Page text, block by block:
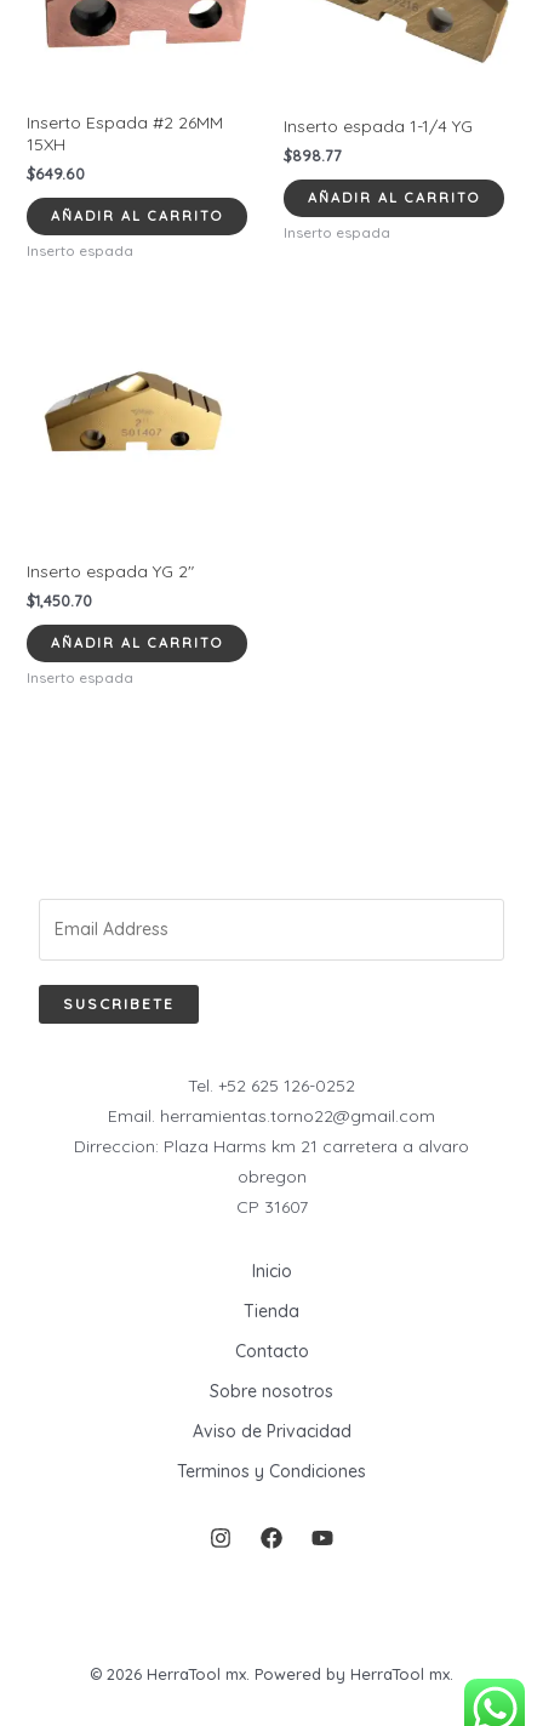
Inserto Espada #2 26MM
15XH
$649.60
AÑADIR AL CARRITO
Inserto espada
Inserto espada 1-1/4 YG
$898.77
AÑADIR AL CARRITO
Inserto espada
Inserto espada YG 2″
$1,450.70
AÑADIR AL CARRITO
Inserto espada
SUSCRIBETE
Tel. +52 625 126-0252
Email. herramientas.torno22@gmail.com
Dirreccion: Plaza Harms km 21 carretera a alvaro
obregon
CP 31607
Inicio
Tienda
Contacto
Sobre nosotros
Aviso de Privacidad
Terminos y Condiciones
© 2026 HerraTool mx. Powered by HerraTool mx.